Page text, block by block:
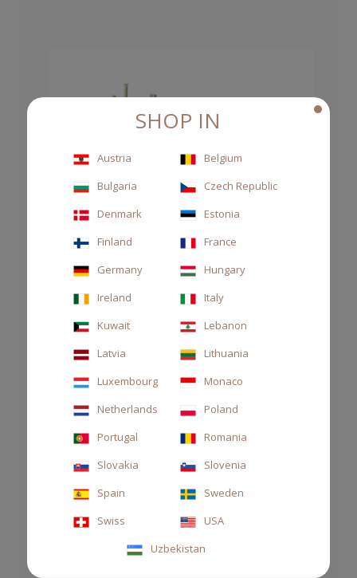
DIFFUSORE DECOR 250ML FICUM BLU
SHOP IN
Austria
Belgium
Bulgaria
Czech Republic
Denmark
Estonia
Finland
France
Germany
Hungary
Ireland
Italy
Kuwait
Lebanon
Latvia
Lithuania
Luxembourg
Monaco
Netherlands
Poland
Portugal
Romania
Slovakia
Slovenia
Spain
Sweden
Swiss
USA
Uzbekistan